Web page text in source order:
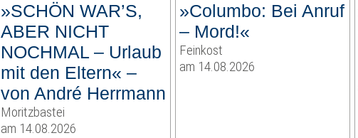
»SCHÖN WAR’S,
ABER NICHT
NOCHMAL – Urlaub
mit den Eltern« –
von André Herrmann
Moritzbastei
am 14.08.2026
»Columbo: Bei Anruf
– Mord!«
Feinkost
am 14.08.2026